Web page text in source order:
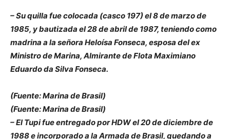
– Su quilla fue colocada (casco 197) el 8 de marzo de
1985, y bautizada el 28 de abril de 1987, teniendo como
madrina a la señora Heloísa Fonseca, esposa del ex
Ministro de Marina, Almirante de Flota Maximiano
Eduardo da Silva Fonseca.
(Fuente: Marina de Brasil)
(Fuente: Marina de Brasil)
– El Tupi fue entregado por HDW el 20 de diciembre de
1988 e incorporado a la Armada de Brasil, quedando a